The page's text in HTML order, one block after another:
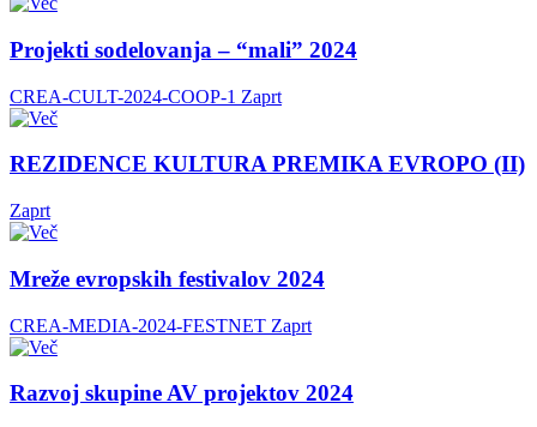
Projekti sodelovanja – “mali” 2024
CREA-CULT-2024-COOP-1 Zaprt
REZIDENCE KULTURA PREMIKA EVROPO (II)
Zaprt
Mreže evropskih festivalov 2024
CREA-MEDIA-2024-FESTNET Zaprt
Razvoj skupine AV projektov 2024